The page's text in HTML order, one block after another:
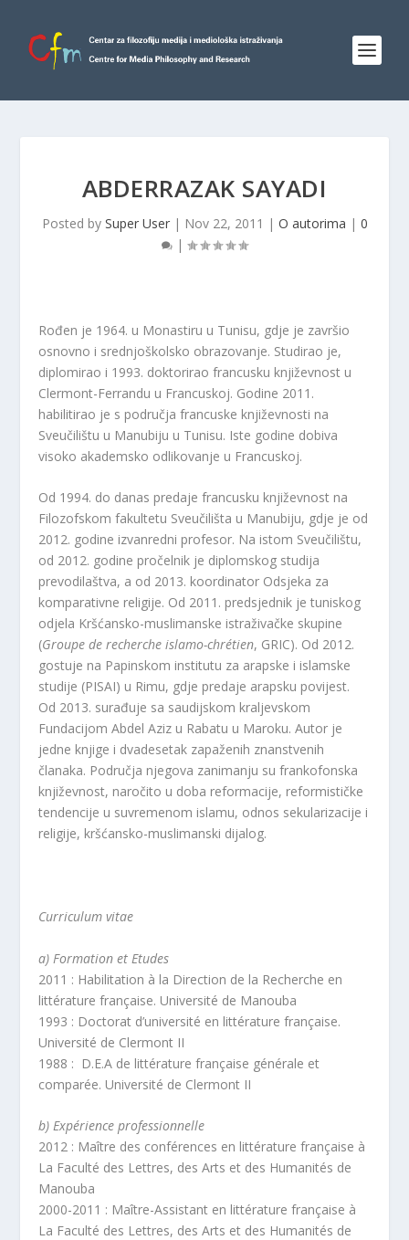
ABDERRAZAK SAYADI
Posted by Super User| Nov 22, 2011 | O autorima | 0
|
Rođen je 1964. u Monastiru u Tunisu, gdje je završio
osnovno i srednjoškolsko obrazovanje. Studirao je,
diplomirao i 1993. doktorirao francusku književnost u
Clermont-Ferrandu u Francuskoj. Godine 2011.
habilitirao je s područja francuske književnosti na
Sveučilištu u Manubiju u Tunisu. Iste godine dobiva
visoko akademsko odlikovanje u Francuskoj.
Od 1994. do danas predaje francusku književnost na
Filozofskom fakultetu Sveučilišta u Manubiju, gdje je od
2012. godine izvanredni profesor. Na istom Sveučilištu,
od 2012. godine pročelnik je diplomskog studija
prevodilaštva, a od 2013. koordinator Odsjeka za
komparativne religije. Od 2011. predsjednik je tuniskog
odjela Kršćansko-muslimanske istraživačke skupine
(Groupe de recherche islamo-chrétien, GRIC). Od 2012.
gostuje na Papinskom institutu za arapske i islamske
studije (PISAI) u Rimu, gdje predaje arapsku povijest.
Od 2013. surađuje sa saudijskom kraljevskom
Fundacijom Abdel Aziz u Rabatu u Maroku. Autor je
jedne knjige i dvadesetak zapaženih znanstvenih
članaka. Područja njegova zanimanju su frankofonska
književnost, naročito u doba reformacije, reformističke
tendencije u suvremenom islamu, odnos sekularizacije i
religije, kršćansko-muslimanski dijalog.
Curriculum vitae
a) Formation et Etudes
2011 : Habilitation à la Direction de la Recherche en
littérature française. Université de Manouba
1993 : Doctorat d’université en littérature française.
Université de Clermont II
1988 : D.E.A de littérature française générale et
comparée. Université de Clermont II
b) Expérience professionnelle
2012 : Maître des conférences en littérature française à
La Faculté des Lettres, des Arts et des Humanités de
Manouba
2000-2011 : Maître-Assistant en littérature française à
La Faculté des Lettres, des Arts et des Humanités de